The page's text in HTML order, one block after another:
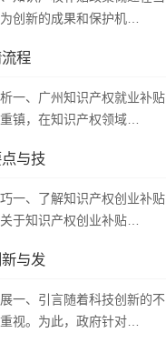
创新的成果和保护机…
程
一、广州知识产权就业补贴
镇，在知识产权领域…
与技
一、了解知识产权创业补贴
于知识产权创业补贴…
与发
一、引言随着科技创新的不
视。为此，政府针对…